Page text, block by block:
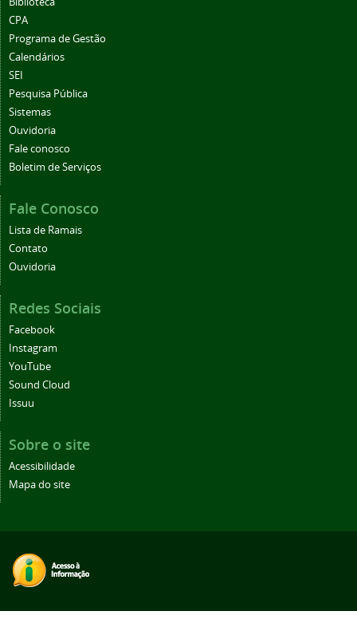
CPA
Programa de Gestão
Calendários
SEI
Pesquisa Pública
Sistemas
Ouvidoria
Fale conosco
Boletim de Serviços
Fale Conosco
Lista de Ramais
Contato
Ouvidoria
Redes Sociais
Facebook
Instagram
YouTube
Sound Cloud
Issuu
Sobre o site
Acessibilidade
Mapa do site